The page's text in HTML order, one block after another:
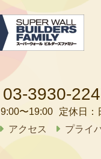
03-3930-
9:00〜19:00 定休日：
アクセス プライ